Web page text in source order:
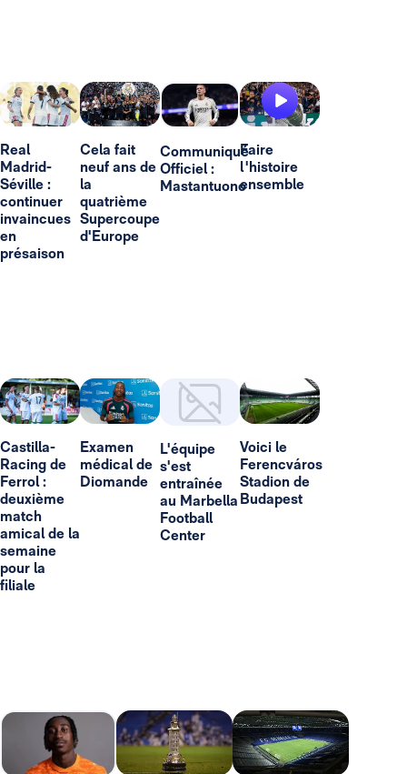
Real
Madrid-
Séville :
continuer
invaincues
en
présaison
Cela fait
neuf ans de
la
quatrième
Supercoupe
d'Europe
Communiqué
Officiel :
Mastantuono
Faire
l'histoire
ensemble
Castilla-
Racing de
Ferrol :
deuxième
match
amical de la
semaine
pour la
filiale
Examen
médical de
Diomande
L'équipe
s'est
entraînée
au Marbella
Football
Center
Voici le
Ferencváros
Stadion de
Budapest